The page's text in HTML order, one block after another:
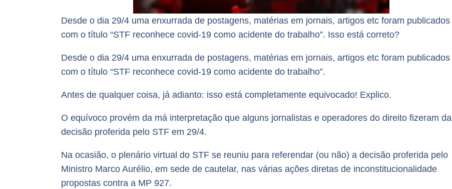
Desde o dia 29/4 uma enxurrada de postagens, matérias em jornais, artigos etc foram publicados
com o título “STF reconhece covid-19 como acidente do trabalho”. Isso está correto?
Desde o dia 29/4 uma enxurrada de postagens, matérias em jornais, artigos etc foram publicados
com o título “STF reconhece covid-19 como acidente do trabalho”.
Antes de qualquer coisa, já adianto: isso está completamente equivocado! Explico.
O equívoco provém da má interpretação que alguns jornalistas e operadores do direito fizeram da
decisão proferida pelo STF em 29/4.
Na ocasião, o plenário virtual do STF se reuniu para referendar (ou não) a decisão proferida pelo
Ministro Marco Aurélio, em sede de cautelar, nas várias ações diretas de inconstitucionalidade
propostas contra a MP 927.